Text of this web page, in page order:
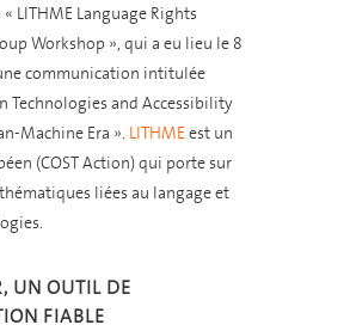
LITHME Language Rights
Workshop », qui a eu lieu le 8
communication intitulée
Technologies and Accessibility
Machine Era ». LITHME est un
(COST Action) qui porte sur
liées au langage et
UN OUTIL DE
FIABLE